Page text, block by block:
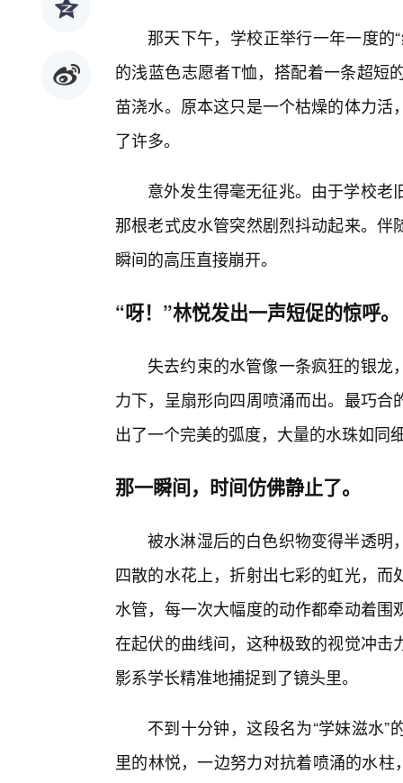
那天下午，学校正举行一年一度的
的浅蓝色志愿者T恤，搭配着一条超短
苗浇水。原本这只是一个枯燥的体力
了许多。
意外发生得毫无征兆。由于学校
那根老式皮水管突然剧烈抖动起来。
瞬间的高压直接崩开。
“呀！”林悦发出一声短促的惊呼。
失去约束的水管像一条疯狂的银
力下，呈扇形向四周喷涌而出。最巧
出了一个完美的弧度，大量的水珠如同
那一瞬间，时间仿佛静止了。
被水淋湿后的白色织物变得半透明
四散的水花上，折射出七彩的虹光，
水管，每一次大幅度的动作都牵动着
在起伏的曲线间，这种极致的视觉冲
影系学长精准地捕捉到了镜头里。
不到十分钟，这段名为“学妹滋水
里的林悦，一边努力对抗着喷涌的水